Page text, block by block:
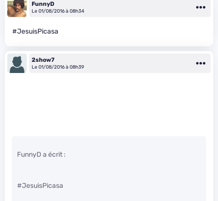
FunnyD
Le 01/08/2016 à 08h34
#JesuisPicasa
2show7
Le 01/08/2016 à 08h39
FunnyD a écrit :
#JesuisPicasa